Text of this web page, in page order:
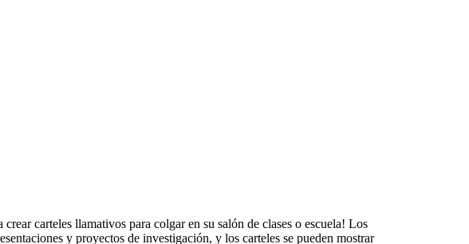
carteles llamativos para colgar en su salón de clases o escuela! Los
y proyectos de investigación, y los carteles se pueden mostrar